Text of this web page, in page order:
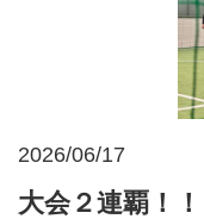
2026/06/17
大会２連覇！！